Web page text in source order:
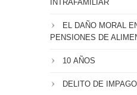
INTRAFAMILIAR
EL DAÑO MORAL
PENSIONES DE
10 AÑOS
DELITO DE